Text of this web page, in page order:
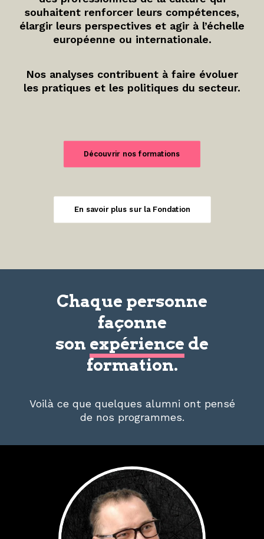
souhaitent renforcer leurs compétences,
élargir leurs perspectives et agir à l’échelle
européenne ou internationale.
Nos analyses contribuent à faire évoluer
les pratiques et les politiques du secteur.
Découvrir nos formations
En savoir plus sur la Fondation
Chaque personne
façonne
son expérience de
formation.
Voilà ce que quelques alumni ont pensé
de nos programmes.